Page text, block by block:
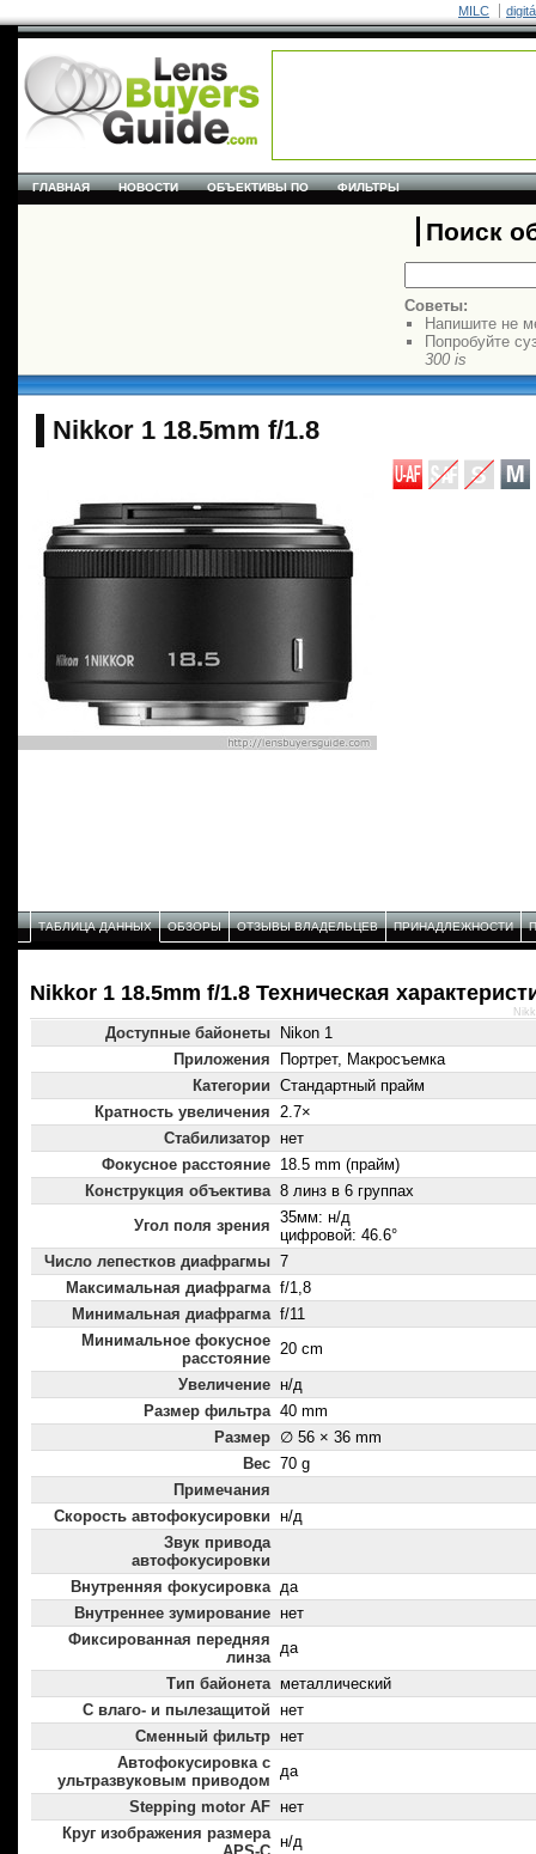
MILC
ГЛАВНАЯ НОВОСТИ ОБЪЕКТИВЫ ПО ФИЛЬТРЫ
Поиск
Советы:
Напишите не
Попробуйте
300 is
Nikkor 1 18.5mm f/1.8
ТАБЛИЦА ДАННЫХ ОБЗОРЫ ОТЗЫВЫ ВЛАДЕЛЬЦЕВ ПРИНАДЛЕЖНОСТИ
Nikkor 1 18.5mm f/1.8 Техническая
Доступные байонеты
Nikon 1
Приложения
Портрет, Макросъемка
Категории Стандартный прайм
Кратность увеличения 2.7×
Стабилизатор нет
Фокусное расстояние 18.5 mm (прайм)
Конструкция объектива 8 линз в 6 группах
Угол поля зрения 35мм: н/д
цифровой: 46.6°
Число лепестков диафрагмы 7
Максимальная диафрагма f/1,8
Минимальная диафрагма f/11
Минимальное фокусное
расстояние
20 cm
Увеличение н/д
Размер фильтра 40 mm
Размер ∅ 56 × 36 mm
Вес 70 g
Примечания
Скорость автофокусировки н/д
Звук привода
автофокусировки
Внутренняя фокусировка да
Внутреннее зумирование нет
Фиксированная передняя
линза
да
Тип байонета металлический
С влаго- и пылезащитой нет
Сменный фильтр нет
Автофокусировка с
ультразвуковым приводом
да
Stepping motor AF нет
Круг изображения размера н/д